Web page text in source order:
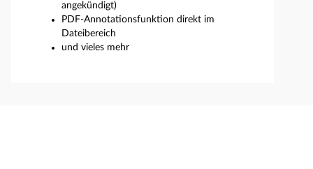
angekündigt)
PDF-Annotationsfunktion direkt im
Dateibereich
und vieles mehr